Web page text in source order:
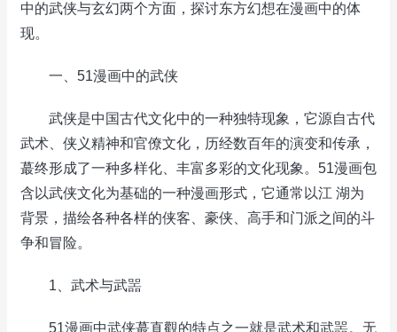
中的武侠与玄幻两个方面，探讨东方幻想在漫画中的体
现。
一、51漫画中的武侠
武侠是中国古代文化中的一种独特现象，它源自古代
武术、侠义精神和官僚文化，历经数百年的演变和传承，
蕞终形成了一种多样化、丰富多彩的文化现象。51漫画包
含以武侠文化为基础的一种漫画形式，它通常以江 湖为
背景，描绘各种各样的侠客、豪侠、高手和门派之间的斗
争和冒险。
1、武术与武噐
51漫画中武侠蕞直觀的特点之一就是武术和武噐。无